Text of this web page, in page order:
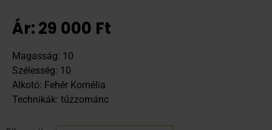
Ár:29 000 Ft
Magasság: 10
Szélesség: 10
Alkotó: Fehér Kornélia
Technikák: tűzzománc